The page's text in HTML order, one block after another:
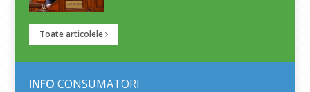
Toate articolele
INFO CONSUMATORI